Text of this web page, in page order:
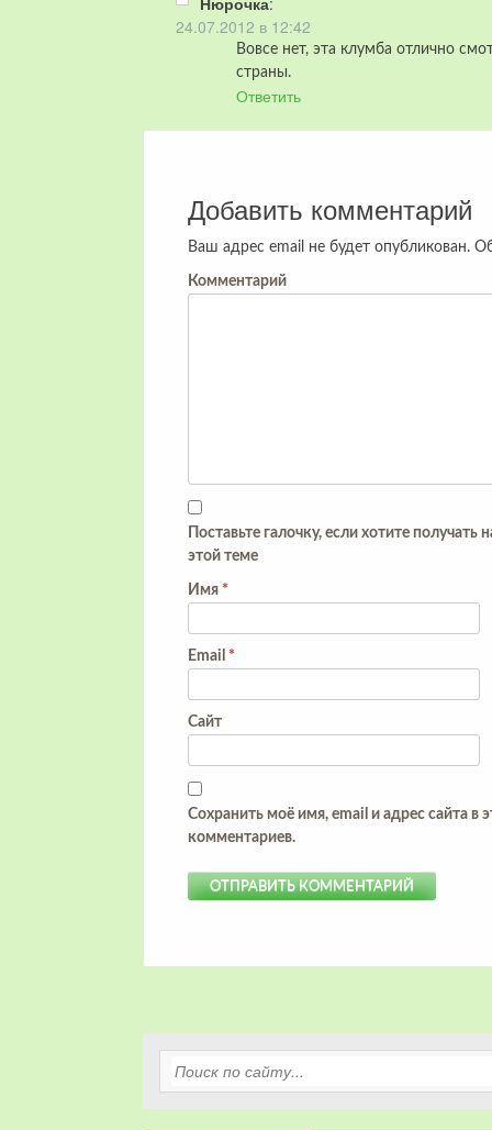
24.07.2012 в 12:42
Вовсе нет, эта клумба отлично
страны.
Ответить
Добавить комментарий
Ваш адрес email не будет опубликован.
Комментарий
Поставьте галочку, если хотите
этой теме
Имя *
Email *
Сайт
Сохранить моё имя, email и адрес сайта
комментариев.